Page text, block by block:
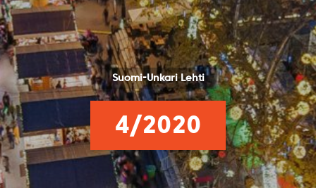
Suomi-Unkari Lehti
4/2020